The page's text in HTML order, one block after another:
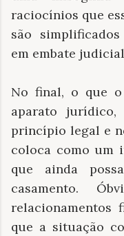
raciocínios que
são
em embate
No final, o que
aparato jurídico,
princípio legal e
coloca como um
que ainda
casamento.
relacionamentos
que a situação